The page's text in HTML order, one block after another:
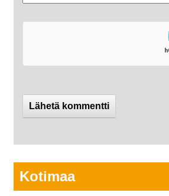
Kotimaa